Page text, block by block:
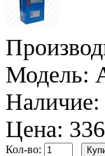
Модель:
Наличие:
Цена:
Кол-во: